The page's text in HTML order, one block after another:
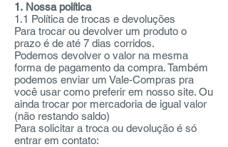
1. Nossa política
1.1 Política de trocas e devoluções
Para trocar ou devolver um produto o
prazo é de até 7 dias corridos.
Podemos devolver o valor na mesma
forma de pagamento da compra. Também
podemos enviar um Vale-Compras pra
você usar como preferir em nosso site. Ou
ainda trocar por mercadoria de igual valor
(não restando saldo)
Para solicitar a troca ou devolução é só
entrar em contato: